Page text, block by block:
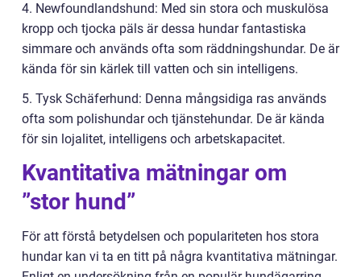
4. Newfoundlandshund: Med sin stora och muskulösa
kropp och tjocka päls är dessa hundar fantastiska
simmare och används ofta som räddningshundar. De är
kända för sin kärlek till vatten och sin intelligens.
5. Tysk Schäferhund: Denna mångsidiga ras används
ofta som polishundar och tjänstehundar. De är kända
för sin lojalitet, intelligens och arbetskapacitet.
Kvantitativa mätningar om
”stor hund”
För att förstå betydelsen och populariteten hos stora
hundar kan vi ta en titt på några kvantitativa mätningar.